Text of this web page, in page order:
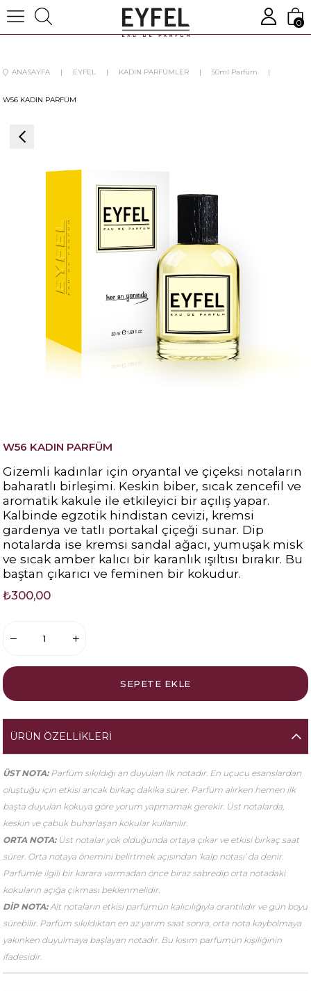
0
ANASAYFA EYFEL KADIN PARFÜMLER 50ml Parfüm
W56 KADIN PARFÜM
W56 KADIN PARFÜM
Gizemli kadınlar için oryantal ve çiçeksi notaların
baharatlı birleşimi. Keskin biber, sıcak zencefil ve
aromatik kakule ile etkileyici bir açılış yapar.
Kalbinde egzotik hindistan cevizi, kremsi
gardenya ve tatlı portakal çiçeği sunar. Dip
notalarda ise kremsi sandal ağacı, yumuşak misk
ve sıcak amber kalıcı bir karanlık ışıltısı bırakır. Bu
baştan çıkarıcı ve feminen bir kokudur.
₺300,00
ÜRÜN ÖZELLIKLERI
ÜST NOTA:Parfüm sıkıldığı an duyulan ilk notadır. En uçucu esanslardan
oluştuğu için etkisi ancak birkaç dakika sürer. Parfüm alırken hemen ilk
başta duyulan kokuya göre yorum yapmamak gerekir. Üst notalarda,
keskin ve çabuk buharlaşan kokular kullanılır.
ORTA NOTA: Üst notalar yok olduğunda ortaya çıkar ve etkisi birkaç saat
sürer. Orta notaya önemini belirtmek açısından ‘kalp notası’ da denir.
Parfümle ilgili bir karara varmadan önce biraz sabredip orta notadaki
kokuların açığa çıkması beklenmelidir.
DİP NOTA:Alt notaların etkisi parfümün kalıcılığıyla orantılıdır ve gün boyu
sürebilir. Parfüm sıkıldıktan en az yarım saat sonra, orta nota kaybolmaya
yakınken duyulmaya başlayan notadır. Bu kısım parfümün kişiliğinin
ifadesidir.